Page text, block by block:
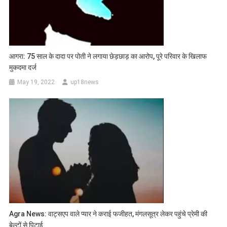
आगरा: 75 साल के दादा पर पोती ने लगाया छेड़छाड़ का आरोप, पूरे परिवार के ​खिलाफ
मुकदमा दर्ज
May 19, 2022 up18news
Agra News: वाट्सएप वाले प्यार ने कराई फजीहत, मंगलसूत्र लेकर पहुंचे प्रेमी की
बेल्टों से पिटाई